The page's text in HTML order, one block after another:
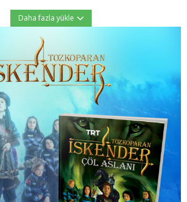
Daha fazla yükle